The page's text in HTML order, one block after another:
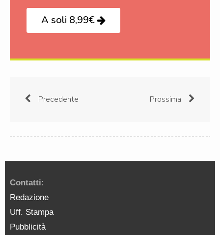
A soli 8,99€
Precedente Prossima
Contatti:
Redazione
Uff. Stampa
Pubblicità